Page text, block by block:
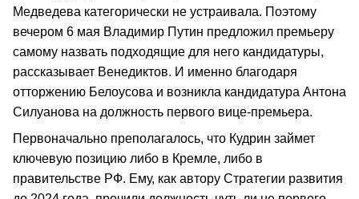
Медведева категорически не устраивала. Поэтому
вечером 6 мая Владимир Путин предложил премьеру
самому назвать подходящие для него кандидатуры,
рассказывает Венедиктов. И именно благодаря
отторжению Белоусова и возникла кандидатура Антона
Силуанова на должность первого вице-премьера.
Первоначально преполагалось, что Кудрин займет
ключевую позицию либо в Кремле, либо в
правительстве РФ. Ему, как автору Стратегии развития